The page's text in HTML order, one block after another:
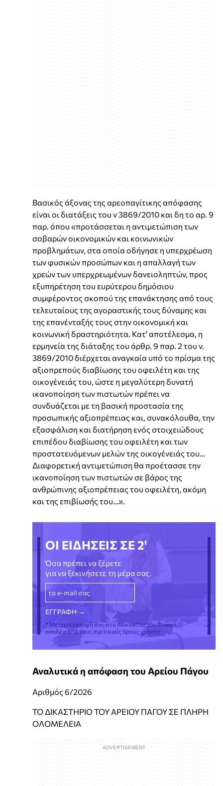
Βασικός άξονας της αρεοπαγίτικης απόφασης
είναι οι διατάξεις του ν 3869/2010 και δη το αρ. 9
παρ. όπου «προτάσσεται η αντιμετώπιση των
σοβαρών οικονομικών και κοινωνικών
προβλημάτων, στα οποία οδήγησε η υπερχρέωση
των φυσικών προσώπων και η απαλλαγή των
χρεών των υπερχρεωμένων δανειοληπτών, προς
εξυπηρέτηση του ευρύτερου δημόσιου
συμφέροντος σκοπού της επανάκτησης από τους
τελευταίους της αγοραστικής τους δύναμης και
της επανένταξής τους στην οικονομική και
κοινωνική δραστηριότητα. Κατ' αποτέλεσμα, η
ερμηνεία της διάταξης του άρθρ. 9 παρ. 2 του ν.
3869/2010 διέρχεται αναγκαία υπό το πρίσμα της
αξιοπρεπούς διαβίωσης του οφειλέτη και της
οικογένειάς του, ώστε η μεγαλύτερη δυνατή
ικανοποίηση των πιστωτών πρέπει να
συνδυάζεται με τη βασική προστασία της
προσωπικής αξιοπρέπειας και, συνακόλουθα, την
εξασφάλιση και διατήρηση ενός στοιχειώδους
επιπέδου διαβίωσης του οφειλέτη και των
προστατευόμενων μελών της οικογένειάς του…
Διαφορετική αντιμετώπιση θα προέτασσε την
ικανοποίηση των πιστωτών σε βάρος της
ανθρώπινης αξιοπρέπειας του οφειλέτη, ακόμη
και της επιβίωσής του…».
ΟΙ ΕΙΔΗΣΕΙΣ ΣΕ 2'
Όσα πρέπει να ξέρετε
για να ξεκινήσετε τη μέρα σας.
* Με την εγγραφή σας στο newsletter του Dnews,
αποδέχεστε τους σχετικούς όρους χρήσης
Αναλυτικά η απόφαση του Αρείου Πάγου
Αριθμός 6/2026
ΤΟ ΔΙΚΑΣΤΗΡΙΟ ΤΟΥ ΑΡΕΙΟΥ ΠΑΓΟΥ ΣΕ ΠΛΗΡΗ
ΟΛΟΜΕΛΕΙΑ